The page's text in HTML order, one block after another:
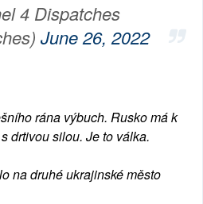
4 Dispatches
June 26, 2022
rána výbuch. Rusko má k
drtivou silou. Je to válka.
na druhé ukrajinské město